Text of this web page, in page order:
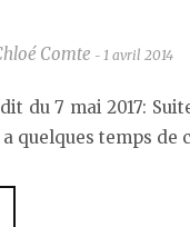
Comte - 1 avril 2014
du 7 mai 2017:
quelques temps de